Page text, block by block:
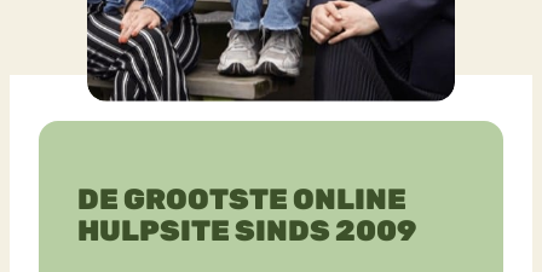
DE GROOTSTE ONLINE
HULPSITE SINDS 2009